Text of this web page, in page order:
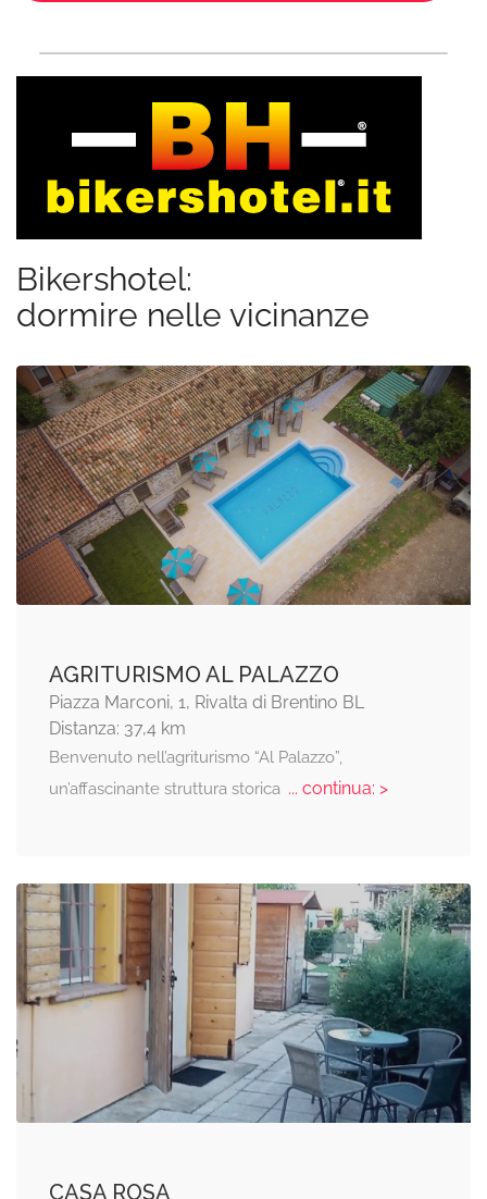
Bikershotel:
dormire nelle vicinanze
AGRITURISMO AL PALAZZO
Piazza Marconi, 1, Rivalta di Brentino BL
Distanza: 37,4 km
Benvenuto nell’agriturismo “Al Palazzo”,
un’affascinante struttura storica... continua: >
CASA ROSA